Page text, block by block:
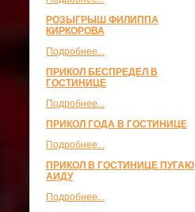
РОЗЫГРЫШ ФИЛИППА
КИРКОРОВА
Подробнее...
ПРИКОЛ БЕСПРЕДЕЛ В
ГОСТИНИЦЕ
Подробнее...
ПРИКОЛ ГОДА В ГОСТИНИЦЕ
Подробнее...
ПРИКОЛ В ГОСТИНИЦЕ ПУГАЮ
АИДУ
Подробнее...